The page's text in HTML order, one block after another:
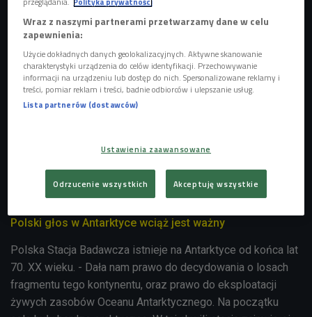
Widok na polską stację badawczą im. Henryka Arctowskiego na
Antarktyce
Foto: Shutterstock.com/evenfh
Polski głos w Antarktyce wciąż jest ważny
Polska Stacja Badawcza istnieje na Antarktyce od końca lat
70. XX wieku. - Dała nam prawo do decydowania o losach
fragmentu tego kontynentu, oraz prawo do eksploatacji
żywych zasobów Oceanu Antarktycznego. Na początku
Wraz z naszymi partnerami przetwarzamy dane w celu
zapewnienia:
Użycie dokładnych danych geolokalizacyjnych. Aktywne skanowanie
charakterystyki urządzenia do celów identyfikacji. Przechowywanie
informacji na urządzeniu lub dostęp do nich. Spersonalizowane reklamy i
treści, pomiar reklam i treści, badnie odbiorców i ulepszanie usług.
Lista partnerów (dostawców)
Ustawienia zaawansowane
Odrzucenie wszystkich Akceptuję wszystkie